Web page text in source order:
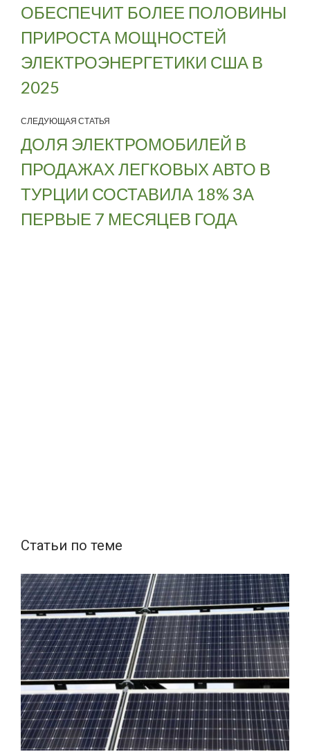
ОБЕСПЕЧИТ БОЛЕЕ ПОЛОВИНЫ
ПРИРОСТА МОЩНОСТЕЙ
ЭЛЕКТРОЭНЕРГЕТИКИ США В
2025
СЛЕДУЮЩАЯ СТАТЬЯ
ДОЛЯ ЭЛЕКТРОМОБИЛЕЙ В
ПРОДАЖАХ ЛЕГКОВЫХ АВТО В
ТУРЦИИ СОСТАВИЛА 18% ЗА
ПЕРВЫЕ 7 МЕСЯЦЕВ ГОДА
Статьи по теме